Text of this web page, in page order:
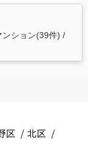
ション(39件)
区
北区